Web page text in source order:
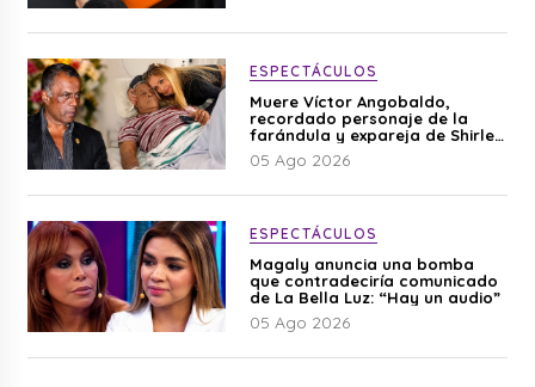
ESPECTÁCULOS
Muere Víctor Angobaldo,
recordado personaje de la
farándula y expareja de Shirley
Cherres
05 Ago 2026
ESPECTÁCULOS
Magaly anuncia una bomba
que contradeciría comunicado
de La Bella Luz: “Hay un audio”
05 Ago 2026